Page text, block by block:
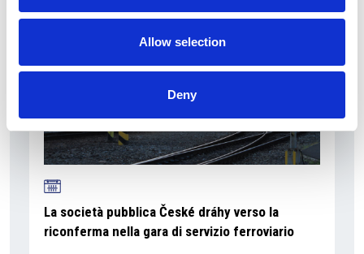
Allow selection
Deny
La società pubblica České dráhy verso la
riconferma nella gara di servizio ferroviario